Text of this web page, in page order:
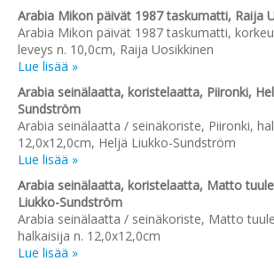
Arabia Mikon päivät 1987 taskumatti, Raija
Arabia Mikon päivät 1987 taskumatti,
leveys n. 10,0cm, Raija Uosikkinen
Lue lisää »
Arabia seinälaatta, koristelaatta, Piironki,
Sundström
Arabia seinälaatta / seinäkoriste, Piironki,
12,0x12,0cm, Heljä Liukko-Sundström
Lue lisää »
Arabia seinälaatta, koristelaatta, Matto
Liukko-Sundström
Arabia seinälaatta / seinäkoriste, Matto
halkaisija n. 12,0x12,0cm
Lue lisää »